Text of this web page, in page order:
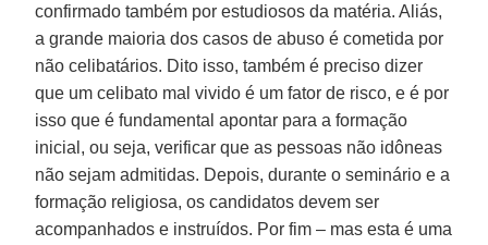
confirmado também por estudiosos da matéria. Aliás,
a grande maioria dos casos de abuso é cometida por
não celibatários. Dito isso, também é preciso dizer
que um celibato mal vivido é um fator de risco, e é por
isso que é fundamental apontar para a formação
inicial, ou seja, verificar que as pessoas não idôneas
não sejam admitidas. Depois, durante o seminário e a
formação religiosa, os candidatos devem ser
acompanhados e instruídos. Por fim – mas esta é uma